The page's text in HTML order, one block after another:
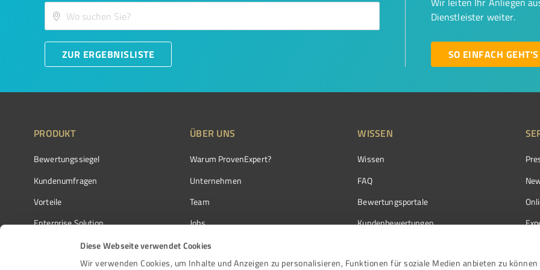
Diese Webseite verwendet Cookies
Wir verwenden Cookies, um Inhalte und Anzeigen zu personalisieren, Funktionen für soziale Medien anbieten zu können
ZUR ERGEBNISLISTE
Dienstleister weiter.
SO EINFACH GEHT'S
PRODUKT
Bewertungssiegel
Kundenumfragen
Vorteile
Enterprise Solution
Partnerprogramm
Auszeichnungen
ÜBER UNS
Warum ProvenExpert?
Unternehmen
Team
Jobs
Kundenstimmen
Kontakt
WISSEN
Wissen
FAQ
Bewertungsportale
Kundenbewertungen
Bewertungs­richtlinien